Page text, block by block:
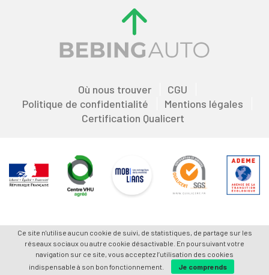
Où nous trouver
CGU
Politique de confidentialité
Mentions légales
Certification Qualicert
Ce site n'utilise aucun cookie de suivi, de statistiques, de partage sur les
réseaux sociaux ou autre cookie désactivable. En poursuivant votre
navigation sur ce site, vous acceptez l’utilisation des cookies
indispensable à son bon fonctionnement.
Je comprends